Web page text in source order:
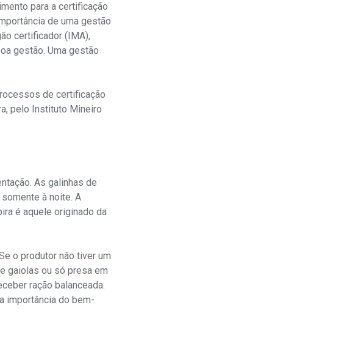
para a certificação
de uma gestão
certificador (IMA),
gestão. Uma gestão
de certificação
pelo Instituto Mineiro
As galinhas de
à noite. A
é aquele originado da
o produtor não tiver um
gaiolas ou só presa em
ração balanceada.
importância do bem-